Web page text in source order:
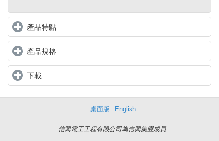
產品特點click to expand contents
產品規格
下載click to expand contents
桌面版 English
信興電工工程有限公司為信興集團成員